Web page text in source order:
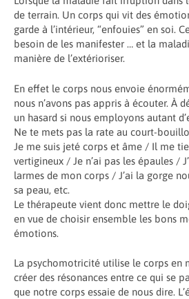
de terrain. Un corps qui vit des
garde à l’intérieur, “enfouies” en soi.
besoin de les manifester … et la
manière de l’extérioriser.
En effet le corps nous envoie
nous n’avons pas appris à écouter. À
un hasard si nous employons autant
Ne te mets pas la rate au court-
Je me suis jeté corps et âme / Il me
vertigineux / Je n’ai pas les épaules /
larmes de mon corps / J’ai la gorge
sa peau, etc.
Le thérapeute vient donc mettre le
en vue de choisir ensemble les bons
émotions.
La psychomotricité utilise le corps en
créer des résonances entre ce qui se
que notre corps essaie de nous dire.